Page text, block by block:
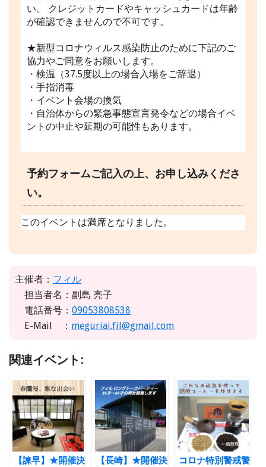
い。 クレジットカードやキャッシュカードは年齢
が確認できませんので不可です。
★新型コロナウィルス感染防止のために下記のご
協力やご同意をお願いします。
・検温（37.5度以上の場合入場をご辞退）
・手指消毒
・イベント会場の換気
・自治体からの緊急事態宣言発令などの場合イベ
ントの中止や延期の可能性もあります。
予約フォームご記入の上、お申し込みくださ
い。
このイベントは満席となりました。
主催者： フィル
担当者名：副島 亮子
電話番号： 09053808538
E-Mail ： meguriai.fil@gmail.com
関連イベント:
【諫早】★開催決
【長崎】★開催決
コロナ特別警戒警